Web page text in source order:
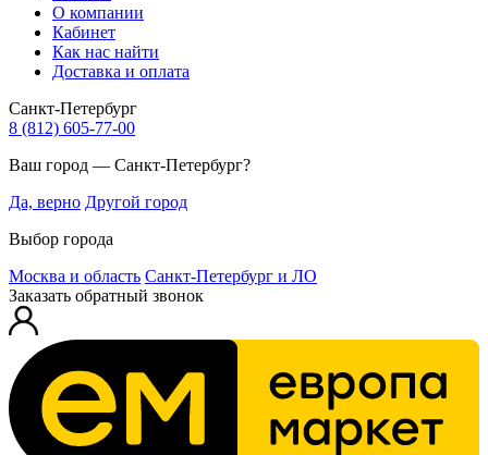
О компании
Кабинет
Как нас найти
Доставка и оплата
Санкт-Петербург
8 (812) 605-77-00
Ваш город — Санкт-Петербург?
Да, верно Другой город
Выбор города
Москва и область Санкт-Петербург и ЛО
Заказать обратный звонок